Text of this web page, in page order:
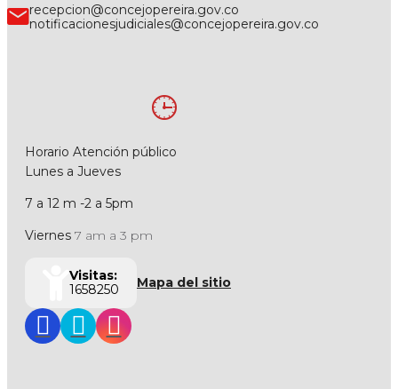
recepcion@concejopereira.gov.co
notificacionesjudiciales@concejopereira.gov.co
Horario Atención público
Lunes a Jueves
7 a 12 m -2 a 5pm
Viernes 7 am a 3 pm
Visitas:
1658250
Mapa del sitio